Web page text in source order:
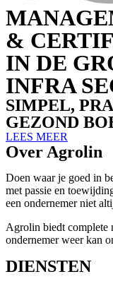
&
IN DE
INFRA
SIMPEL,
GEZOND
LEES MEER
Over Agrolin
Doen waar je goed in
met passie en
een ondernemer niet
Agrolin biedt complete
ondernemer weer kan
DIENSTEN